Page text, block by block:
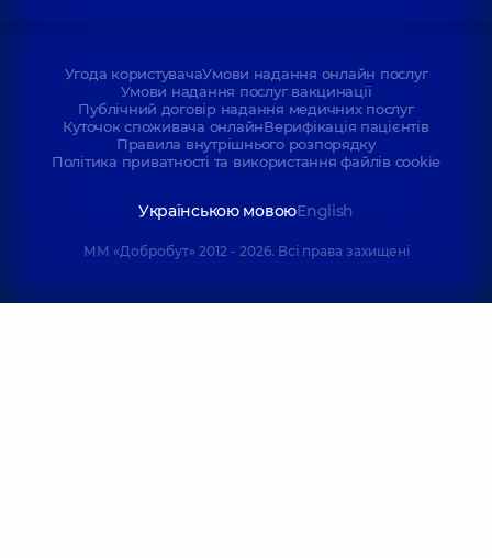
Угода користувачаУмови надання онлайн послуг
Умови надання послуг вакцинації
Публічний договір надання медичних послуг
Куточок споживача онлайнВерифікація пацієнтів
Правила внутрішнього розпорядку
Політика приватності та використання файлів cookie
Українською мовоюEnglish
ММ «Добробут» 2012 - 2026. Всі права захищені